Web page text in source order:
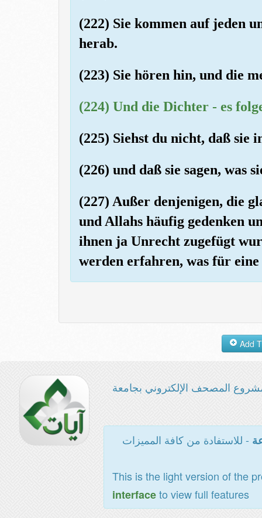
(222) Sie kommen auf jeden
herab.
(223) Sie hören hin, und die
(224) Und die Dichter - es
(225) Siehst du nicht, daß sie
(226) und daß sie sagen, was
(227) Außer denjenigen, die
und Allahs häufig gedenken
ihnen ja Unrecht zugefügt
werden erfahren, was für
المصحف الإلكتروني بجامعة
- للاستفادة من كافة المميزات
This is the light version of the
interfaceto view full features